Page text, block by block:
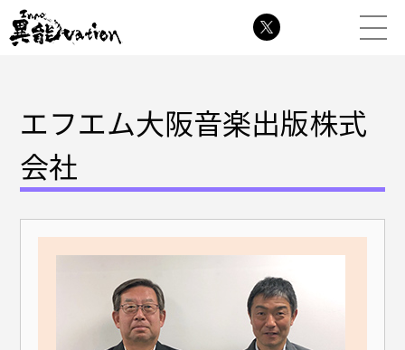
エフエム大阪音楽出版株式
会社